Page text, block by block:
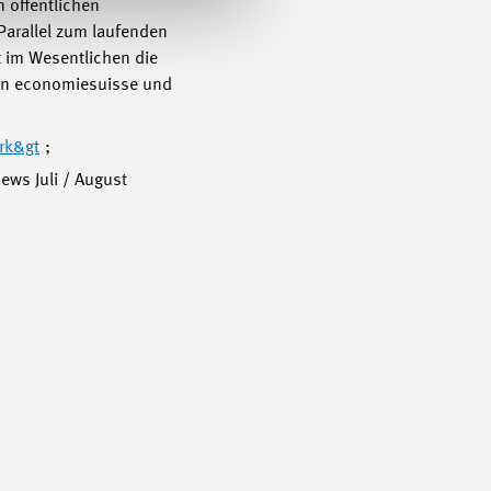
öffentlichen
zum laufenden
Wesentlichen die
economiesuisse und
;
Juli / August